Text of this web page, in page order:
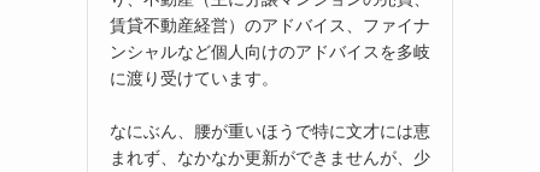
賃貸不動産経営）のアドバイス、ファイナ
ンシャルなど個人向けのアドバイスを多岐
に渡り受けています。
なにぶん、腰が重いほうで特に文才には恵
まれず、なかなか更新ができませんが、少